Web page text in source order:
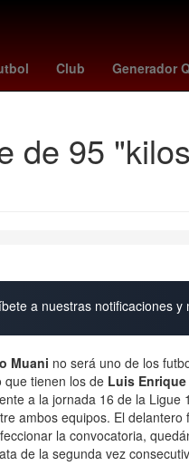
Club Generador
crédito Al Nassr
de 95
a nuestras notificaciones
Muani no será uno de los
que tienen los de Luis
a la jornada 16 de la
ambos equipos. El
la convocatoria,
de la segunda vez